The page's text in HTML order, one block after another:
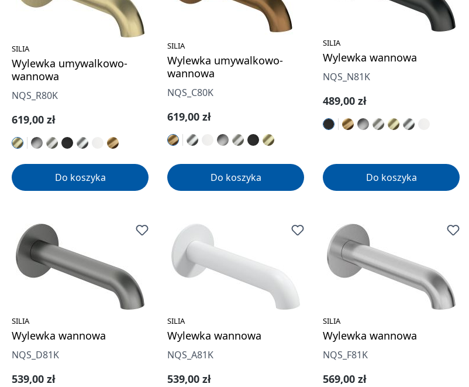
SILIA
Wylewka umywalkowo-
wannowa
NQS_R80K
Cena regularna:
619,00 zł
Do koszyka
SILIA
Wylewka umywalkowo-
wannowa
NQS_C80K
Cena regularna:
619,00 zł
Do koszyka
SILIA
Wylewka wannowa
NQS_N81K
Cena regularna:
489,00 zł
Do koszyka
SILIA
Wylewka wannowa
NQS_D81K
Cena regularna:
539,00 zł
SILIA
Wylewka wannowa
NQS_A81K
Cena regularna:
539,00 zł
SILIA
Wylewka wannowa
NQS_F81K
Cena regularna:
569,00 zł